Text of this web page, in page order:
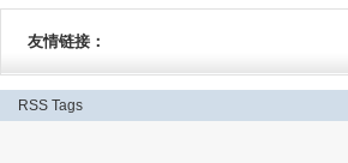
友情链接：
RSS Tags